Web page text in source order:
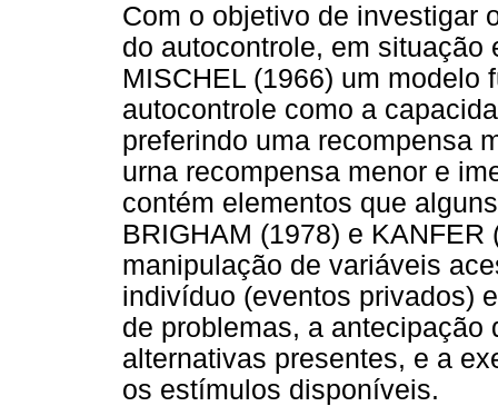
Com o objetivo de investigar
do autocontrole, em
MISCHEL (1966) um modelo
autocontrole como a
preferindo uma recompensa
urna recompensa menor e
contém elementos que
BRIGHAM (1978) e
manipulação de variáveis
indivíduo (eventos privados)
de problemas, a
alternativas presentes, e a
os estímulos disponíveis.